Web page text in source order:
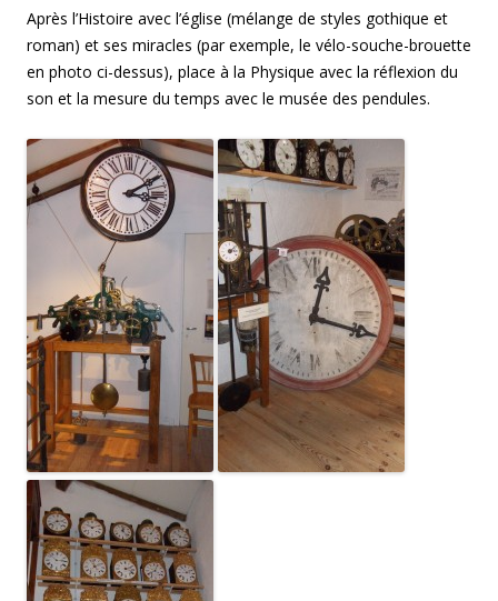
Après l’Histoire avec l’église (mélange de styles gothique et
roman) et ses miracles (par exemple, le vélo-souche-brouette
en photo ci-dessus), place à la Physique avec la réflexion du
son et la mesure du temps avec le musée des pendules.